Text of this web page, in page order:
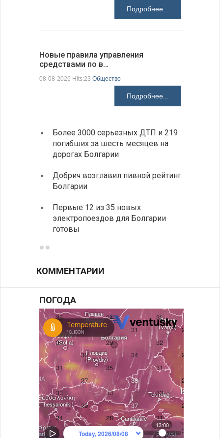
Подробнее...
Новые правила управления
средствами по в…
08-08-2026 Hits:23 Общество
Подробнее...
Более 3000 серьезных ДТП и 219
погибших за шесть месяцев на
дорогах Болгарии
Добрич возглавил пивной рейтинг
Болгарии
Первые 12 из 35 новых
электропоездов для Болгарии
готовы
КОММЕНТАРИИ
ПОГОДА